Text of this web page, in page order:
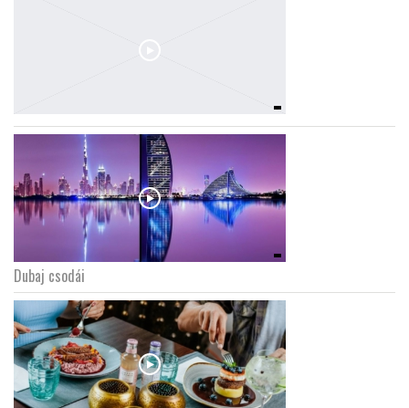
Dubaj csodái